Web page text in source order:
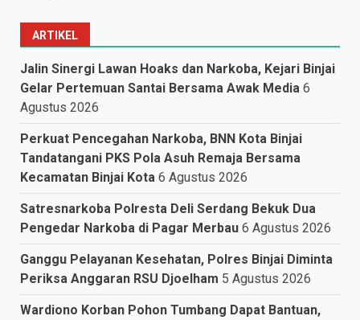
ARTIKEL
Jalin Sinergi Lawan Hoaks dan Narkoba, Kejari Binjai
Gelar Pertemuan Santai Bersama Awak Media 6
Agustus 2026
Perkuat Pencegahan Narkoba, BNN Kota Binjai
Tandatangani PKS Pola Asuh Remaja Bersama
Kecamatan Binjai Kota 6 Agustus 2026
Satresnarkoba Polresta Deli Serdang Bekuk Dua
Pengedar Narkoba di Pagar Merbau 6 Agustus 2026
Ganggu Pelayanan Kesehatan, Polres Binjai Diminta
Periksa Anggaran RSU Djoelham 5 Agustus 2026
Wardiono Korban Pohon Tumbang Dapat Bantuan,